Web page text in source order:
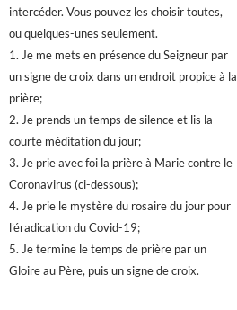
intercéder. Vous pouvez les choisir toutes,
ou quelques-unes seulement.
1. Je me mets en présence du Seigneur par
un signe de croix dans un endroit propice à la
prière;
2. Je prends un temps de silence et lis la
courte méditation du jour;
3. Je prie avec foi la prière à Marie contre le
Coronavirus (ci-dessous);
4. Je prie le mystère du rosaire du jour pour
l’éradication du Covid-19;
5. Je termine le temps de prière par un
Gloire au Père, puis un signe de croix.